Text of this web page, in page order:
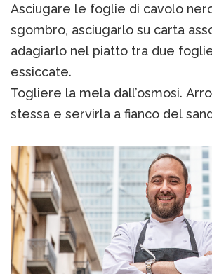
Asciugare le foglie di cavolo
sgombro, asciugarlo su carta
adagiarlo nel piatto tra due
essiccate.
Togliere la mela dall’osmosi.
stessa e servirla a fianco del